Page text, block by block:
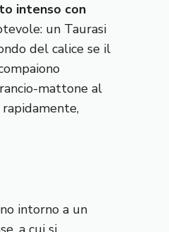
intenso con
un Taurasi
del calice se il
mattone al
intorno a un